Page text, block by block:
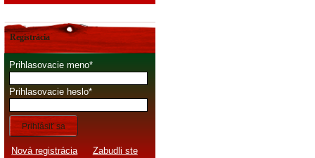
Registrácia
Prihlasovacie meno
Prihlasovacie heslo
Prihlásiť sa
Nová registrácia
Zabudli ste